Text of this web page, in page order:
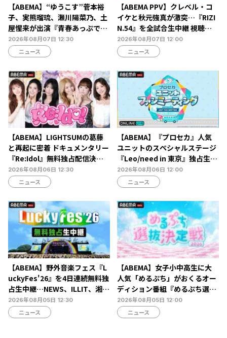
【ABEMA】“ゆうこす”菅本裕
子、実熊瑠琉、瀬川陽菜乃、土
屋惺来が出演『青春あっぷで～
と -もっと話そう、子宮頸がん
予防-』放送決定…恋愛・人間
関係からカラダの悩みまで本音
トーク
2026年08月07日 12:30
ニュース
【ABEMA PPV】クレベル・コ
イケと秋元強真が激突…『RIZI
N.54』を全試合生中継 視聴チ
ケット販売中
2026年08月07日 12:00
ニュース
【ABEMA】LIGHTSUMの葛藤
と再起に密着 ドキュメンタリー
『Re:Idol』無料独占配信決
定…デビュー6年目の壁と2年間
の空白期に迫る
2026年08月06日 12:30
ニュース
【ABEMA】『プロセカ』人気
ユニットのスペシャルステージ
『Leo/need in 東京』独占生放
送決定…ショートライブや生ア
フレコも
2026年08月06日 12:00
ニュース
【ABEMA】野外音楽フェス『L
uckyFes'26』を4日連続無料独
占生中継…NEWS、ILLIT、湘南
乃風ら60組以上が集結
2026年08月05日 12:30
ニュース
【ABEMA】女子小中高生に大
人気「めるぷち」がおくるオー
ディション番組『めるぷち選抜
決定戦2026』の生配信が決定
2026年08月05日 12:00
ニュース